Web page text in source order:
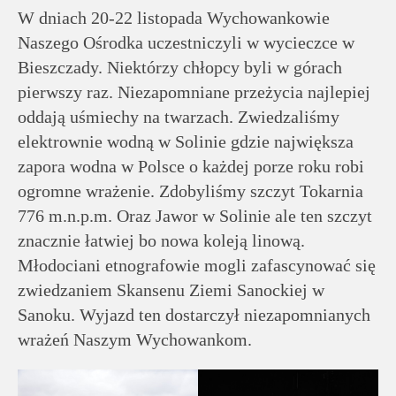
Dla
pracowników
Historia
Wirtualny
spacer
Mapa
strony
W dniach 20-22 listopada Wychowankowie
Naszego Ośrodka uczestniczyli w wycieczce w
Bieszczady. Niektórzy chłopcy byli w górach
pierwszy raz. Niezapomniane przeżycia najlepiej
oddają uśmiechy na twarzach. Zwiedzaliśmy
elektrownie wodną w Solinie gdzie największa
zapora wodna w Polsce o każdej porze roku robi
ogromne wrażenie. Zdobyliśmy szczyt Tokarnia
776 m.n.p.m. Oraz Jawor w Solinie ale ten szczyt
znacznie łatwiej bo nowa koleją linową.
Młodociani etnografowie mogli zafascynować się
zwiedzaniem Skansenu Ziemi Sanockiej w
Sanoku. Wyjazd ten dostarczył niezapomnianych
wrażeń Naszym Wychowankom.